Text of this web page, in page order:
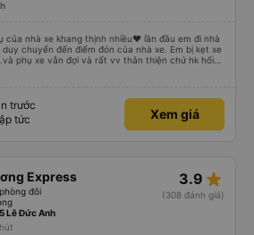
của nhà xe khang thịnh nhiều❤️ lần đầu em đi nhà
chuyển đến điểm đón của nhà xe. Em bị kẹt xe
phụ xe vẫn đợi và rất vv thân thiện chứ hk hối
rèm kéo
ún. Dù 2 trạm dùng ở cây xăng để xe nộp nhiên
nhà wc của cây xăng nhà xe này dùng rất chi là
trạm khác. Mà hình như nhà xe này
trước
tức
Xem giá
Express
đôi
3.9 star_rate
(308 đánh giá)
Lê Đức Anh